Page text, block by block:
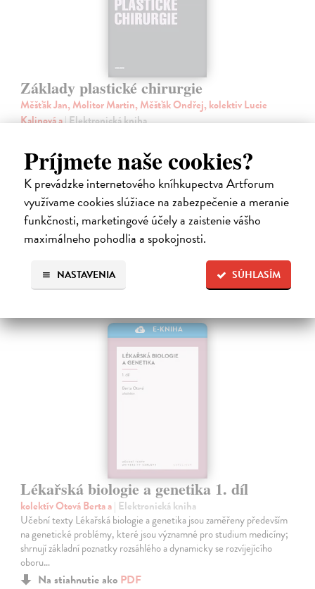
Príjmete naše cookies?
K prevádzke internetového kníhkupectva Artforum
využívame cookies slúžiace na zabezpečenie a meranie
funkčnosti, marketingové účely a zaistenie vášho
maximálneho pohodlia a spokojnosti.
SÚHLASÍM
NASTAVENIA
Základy plastické chirurgie
Měšťák Jan, Molitor Martin, Měšťák Ondřej, kolektiv Lucie
Kalinová a| Elektronická kniha
skutečnost, že v plastické chirurgii – stejně jako v ostatních
medicínských oborech…
Na stiahnutie ako PDF
10,00 €
E-KNIHA
Lékařská biologie a genetika 1. díl
kolektív Otová Berta a| Elektronická kniha
Učební texty Lékařská biologie a genetika jsou zaměřeny především
na genetické problémy, které jsou významné pro studium medicíny;
shrnují základní poznatky rozsáhlého a dynamicky se rozvíjejícího
oboru…
Na stiahnutie ako PDF